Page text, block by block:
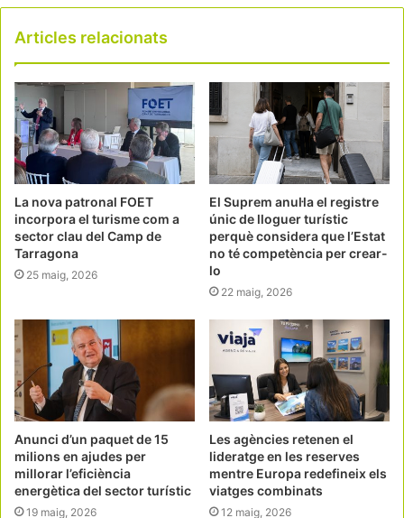
Articles relacionats
La nova patronal FOET
incorpora el turisme com a
sector clau del Camp de
Tarragona
25 maig, 2026
El Suprem anul·la el registre
únic de lloguer turístic
perquè considera que l’Estat
no té competència per crear-
lo
22 maig, 2026
Anunci d’un paquet de 15
milions en ajudes per
millorar l’eficiència
energètica del sector turístic
19 maig, 2026
Les agències retenen el
lideratge en les reserves
mentre Europa redefineix els
viatges combinats
12 maig, 2026